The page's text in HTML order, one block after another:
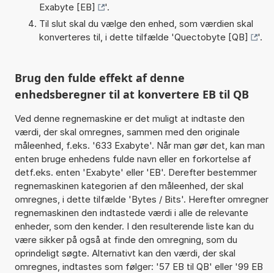
Exabyte [EB]
'.
Til slut skal du vælge den enhed, som værdien skal
konverteres til, i dette tilfælde 'Quectobyte [QB] '.
Brug den fulde effekt af denne
enhedsberegner til at konvertere EB til QB
Ved denne regnemaskine er det muligt at indtaste den
værdi, der skal omregnes, sammen med den originale
måleenhed, f.eks. '633 Exabyte'. Når man gør det, kan man
enten bruge enhedens fulde navn eller en forkortelse af
detf.eks. enten 'Exabyte' eller 'EB'. Derefter bestemmer
regnemaskinen kategorien af den måleenhed, der skal
omregnes, i dette tilfælde 'Bytes / Bits'. Herefter omregner
regnemaskinen den indtastede værdi i alle de relevante
enheder, som den kender. I den resulterende liste kan du
være sikker på også at finde den omregning, som du
oprindeligt søgte. Alternativt kan den værdi, der skal
omregnes, indtastes som følger: '57 EB til QB' eller '99 EB